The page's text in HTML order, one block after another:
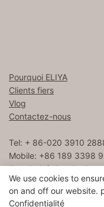
Pourquoi ELIYA
Clients fiers
Vlog
Contactez-nous
Tel: + 86-020 3910
Mobile: +86 189 3398
E-mail :
We use cookies to
on and off our website.
Confidentialité